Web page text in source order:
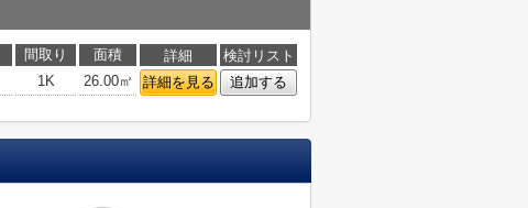
間取り 面積 詳細
検討リスト
1K 26.00㎡ 詳細を見る 追加する